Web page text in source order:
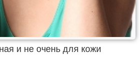
и не очень для кожи